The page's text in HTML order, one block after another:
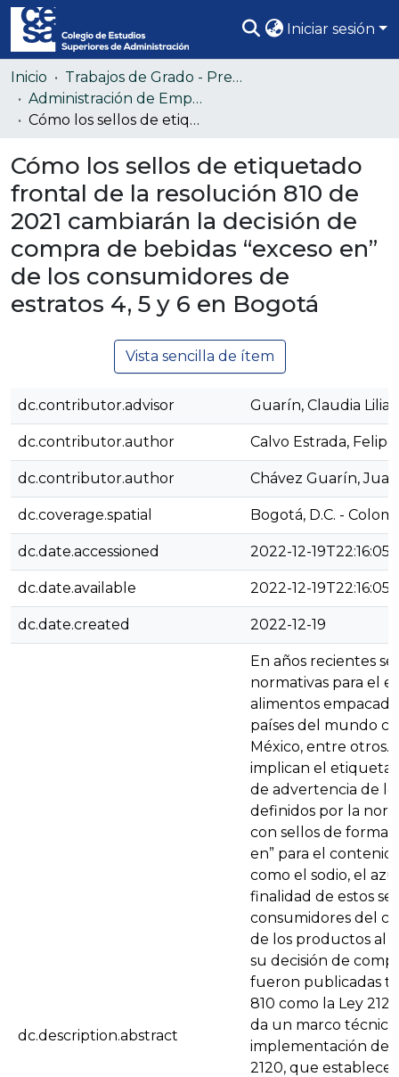
Iniciar sesión
Comunidades
Todo DSpace
Inicio
Trabajos de Grado - Pregrado
Administración de Empresas
Cómo los sellos de etiquetado frontal de la resolución 810 de 2021 cambiarán la decisión de compra de bebidas “exceso en” de los consumidores de estratos 4, 5 y 6 en Bogotá
Cómo los sellos de etiquetado
frontal de la resolución 810 de
2021 cambiarán la decisión de
compra de bebidas “exceso en”
de los consumidores de
estratos 4, 5 y 6 en Bogotá
Vista sencilla de ítem
dc.contributor.advisor Guarín, Claudia
dc.contributor.author Calvo Estrada, Felipe
dc.contributor.author Chávez Guarín,
dc.coverage.spatial Bogotá, D.C. -
dc.date.accessioned 2022-12-19T22:16:05Z
dc.date.available 2022-12-19T22:16:05Z
dc.date.created 2022-12-19
dc.description.abstract
En años recientes
normativas para el
alimentos
países del mundo
México, entre otros.
implican el
de advertencia de
definidos por la
con sellos de
en” para el
como el sodio, el
finalidad de estos
consumidores del
de los productos al
su decisión de
fueron publicadas
810 como la Ley
da un marco técnico
implementación del
2120, que establece